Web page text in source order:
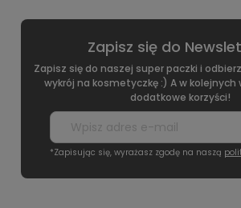
Zapisz się do
Zapisz się do naszej super paczki i odbierz
wykrój na kosmetyczkę :) A w
dodatkowe korzyści!
*Zapisując się, wyrażasz zgodę na naszą